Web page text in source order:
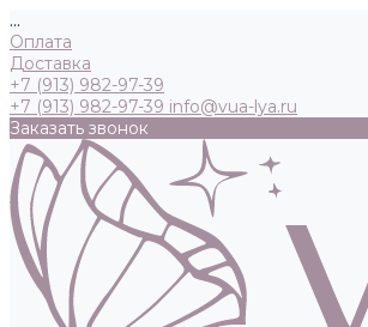
...
Оплата
Доставка
+7 (913) 982-97-39
+7 (913) 982-97-39 info@vua-lya.ru
Заказать звонок